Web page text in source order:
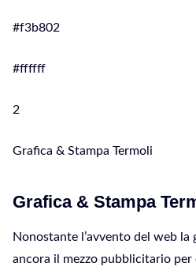
#f3b802
#ffffff
2
Grafica & Stampa Termoli
Grafica & Stampa
Nonostante l’avvento del web la
ancora il mezzo pubblicitario per